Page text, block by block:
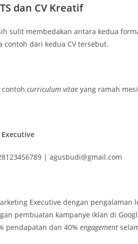
dan CV Kreatif
sulit membedakan antara kedua
contoh dari kedua CV tersebut.
curriculum vitae yang ramah
| agusbudi@gmail.com
Executive dengan
pembuatan kampanye iklan di
pendapatan dan 40% engagement